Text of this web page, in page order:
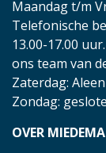
Maandag t/m
Telefonische
13.00-17.00
ons team van
Zaterdag:
Zondag:
OVER